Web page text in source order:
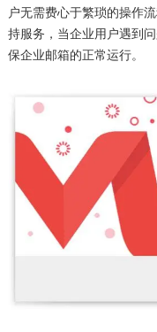
户无需费心于繁琐的操作
持服务，当企业用户遇到
保企业邮箱的正常运行。